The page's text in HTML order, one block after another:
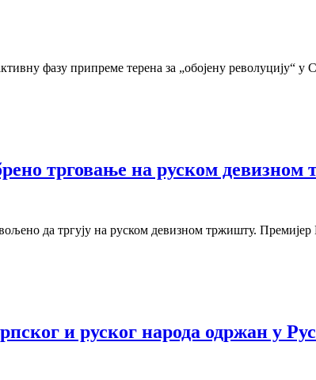
фазу припреме терена за „обојену револуцију“
трговање на руском
да тргују на руском девизном тржишту.
и руског народа одржан у